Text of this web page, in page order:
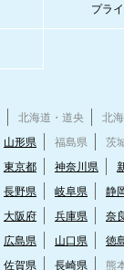
プラ
北海道・道央 北
山形県 福島県 茨
東京都 神奈川県
長野県 岐阜県 静
大阪府 兵庫県 奈
広島県 山口県 徳
佐賀県 長崎県 熊